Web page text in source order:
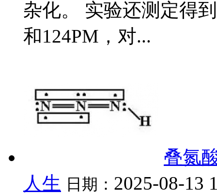
杂化。 实验还测定得
和124PM，对...
叠氮
人生 日期： 2025-08-13